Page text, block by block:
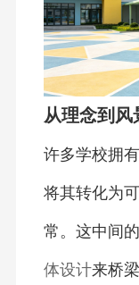
从理念到
许多学校拥
将其转化为
常。这中间
体设计来桥